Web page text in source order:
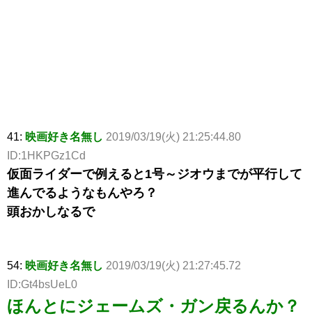
41: 映画好き名無し 2019/03/19(火) 21:25:44.80
ID:1HKPGz1Cd
仮面ライダーで例えると1号～ジオウまでが平行して
進んでるようなもんやろ？
頭おかしなるで
54: 映画好き名無し 2019/03/19(火) 21:27:45.72
ID:Gt4bsUeL0
ほんとにジェームズ・ガン戻るんか？